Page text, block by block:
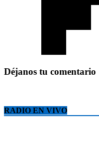
Déjanos tu comentario
RADIO EN VIVO